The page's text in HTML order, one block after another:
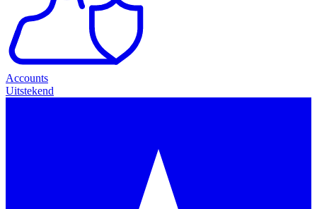
Accounts
Uitstekend